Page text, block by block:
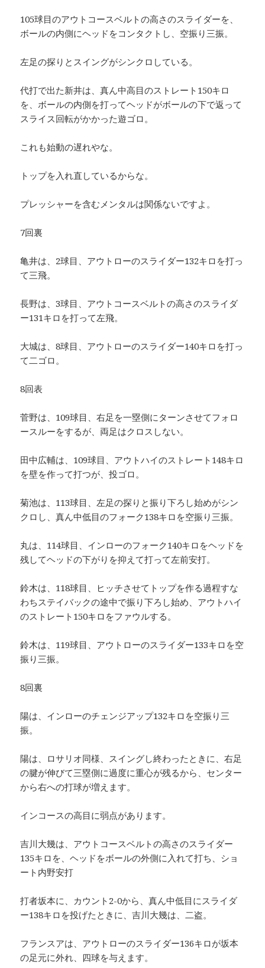
105球目のアウトコースベルトの高さのスライダーを、
ボールの内側にヘッドをコンタクトし、空振り三振。
左足の探りとスイングがシンクロしている。
代打で出た新井は、真ん中高目のストレート150キロ
を、ボールの内側を打ってヘッドがボールの下で返って
スライス回転がかかった遊ゴロ。
これも始動の遅れやな。
トップを入れ直しているからな。
プレッシャーを含むメンタルは関係ないですよ。
7回裏
亀井は、2球目、アウトローのスライダー132キロを打っ
て三飛。
長野は、3球目、アウトコースベルトの高さのスライダ
ー131キロを打って左飛。
大城は、8球目、アウトローのスライダー140キロを打っ
て二ゴロ。
8回表
菅野は、109球目、右足を一塁側にターンさせてフォロ
ースルーをするが、両足はクロスしない。
田中広輔は、109球目、アウトハイのストレート148キロ
を壁を作って打つが、投ゴロ。
菊池は、113球目、左足の探りと振り下ろし始めがシン
クロし、真ん中低目のフォーク138キロを空振り三振。
丸は、114球目、インローのフォーク140キロをヘッドを
残してヘッドの下がりを抑えて打って左前安打。
鈴木は、118球目、ヒッチさせてトップを作る過程すな
わちステイバックの途中で振り下ろし始め、アウトハイ
のストレート150キロをファウルする。
鈴木は、119球目、アウトローのスライダー133キロを空
振り三振。
8回裏
陽は、インローのチェンジアップ132キロを空振り三
振。
陽は、ロサリオ同様、スイングし終わったときに、右足
の腱が伸びて三塁側に過度に重心が残るから、センター
から右への打球が増えます。
インコースの高目に弱点があります。
吉川大幾は、アウトコースベルトの高さのスライダー
135キロを、ヘッドをボールの外側に入れて打ち、ショ
ート内野安打
打者坂本に、カウント2-0から、真ん中低目にスライダ
ー138キロを投げたときに、吉川大幾は、二盗。
フランスアは、アウトローのスライダー136キロが坂本
の足元に外れ、四球を与えます。